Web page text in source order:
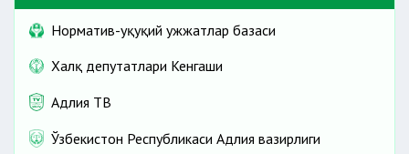
Норматив-ҳуқуқий ҳужжатлар базаси
Халқ депутатлари Кенгаши
Адлия ТВ
Ўзбекистон Республикаси Адлия вазирлиги